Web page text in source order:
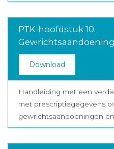
PTK-hoofdstuk 10.
Download
Handleiding met een
met prescriptiegegevens
gewrichtsaandoeningen